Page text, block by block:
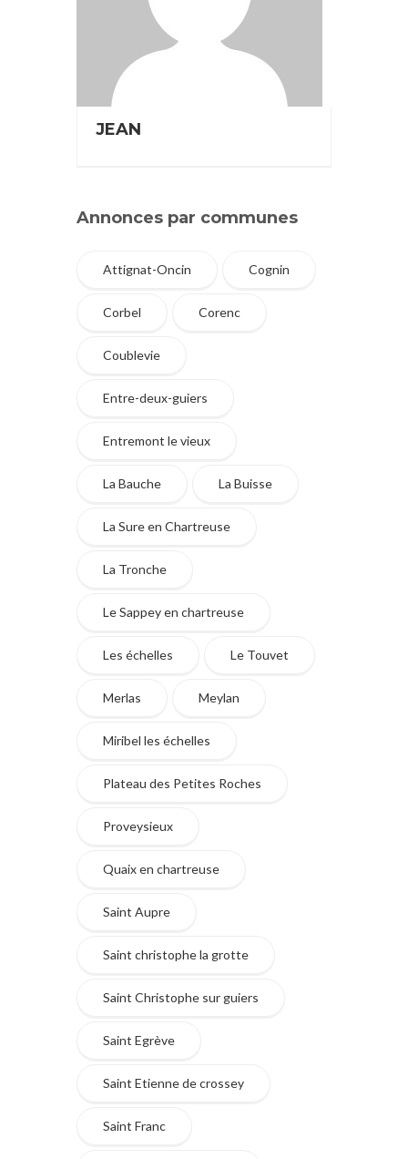
JEAN
Annonces par communes
Attignat-Oncin Cognin
Corbel Corenc
Coublevie
Entre-deux-guiers
Entremont le vieux
La Bauche La Buisse
La Sure en Chartreuse
La Tronche
Le Sappey en chartreuse
Les échelles Le Touvet
Merlas Meylan
Miribel les échelles
Plateau des Petites Roches
Proveysieux
Quaix en chartreuse
Saint Aupre
Saint christophe la grotte
Saint Christophe sur guiers
Saint Egrève
Saint Etienne de crossey
Saint Franc